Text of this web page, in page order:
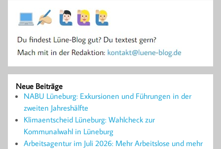
Neue Beiträge
NABU Lüneburg: Exkursionen und Führungen in der
zweiten Jahreshälfte
Klimaentscheid Lüneburg: Wahlcheck zur
Kommunalwahl in Lüneburg
Arbeitsagentur im Juli 2026: Mehr Arbeitslose und mehr